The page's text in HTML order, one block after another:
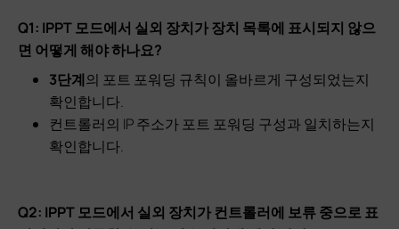
Q1: IPPT 모드에서 실외 장치가 장치 목록에 표시되지 않으
면 어떻게 해야 하나요?
3단계의 포트 포워딩 규칙이 올바르게 구성되었는지
확인합니다.
컨트롤러의 IP 주소가 포트 포워딩 구성과 일치하는지
확인합니다.
Q2: IPPT 모드에서 실외 장치가 컨트롤러에 보류 중으로 표